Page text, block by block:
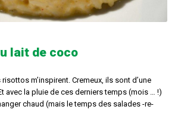
lait de coco
m’inspirent. Cremeux, ils sont d’une
avec la pluie de ces derniers temps (mois … !)
chaud (mais le temps des salades -re-